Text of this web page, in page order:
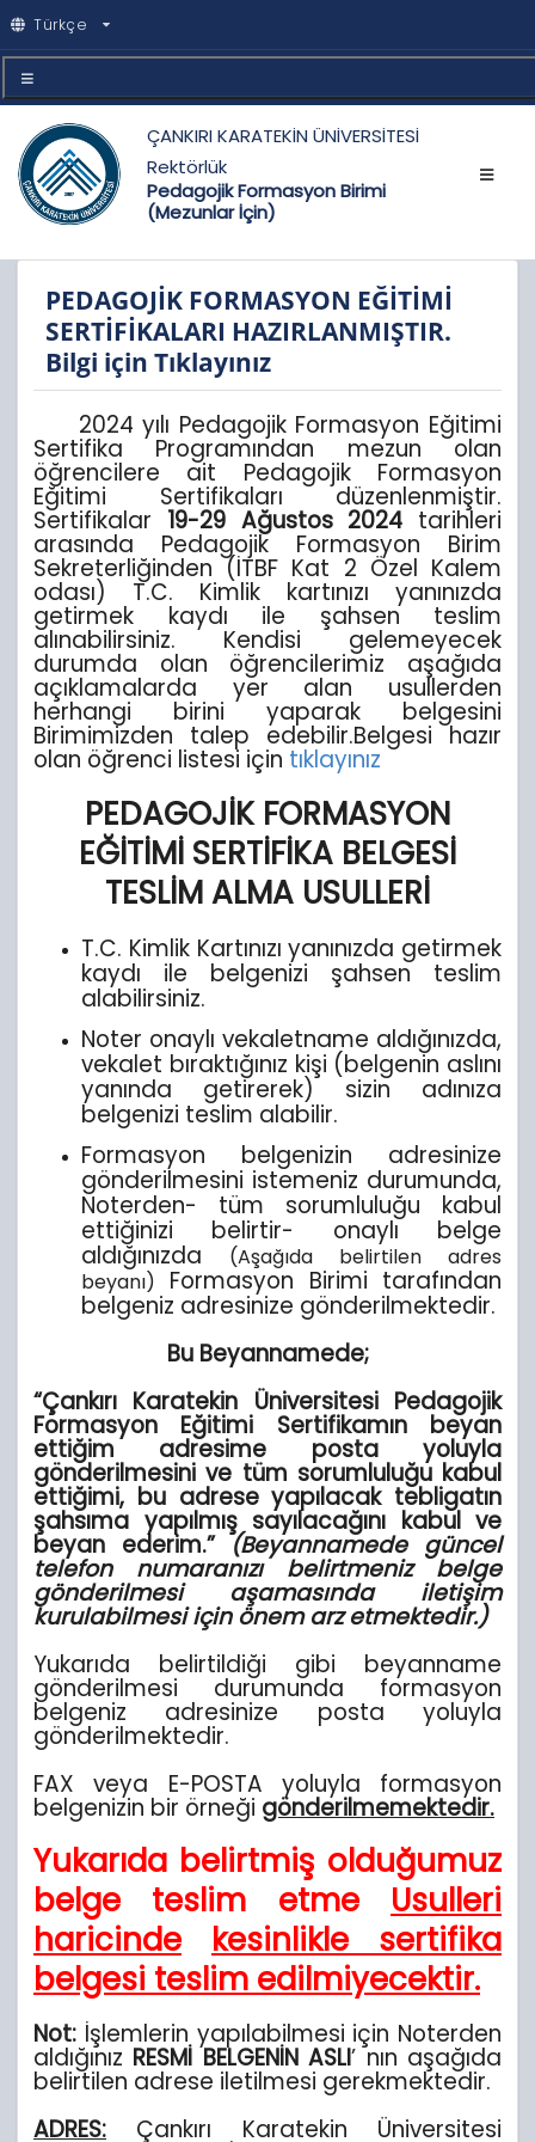
Türkçe
ÇANKIRI KARATEKİN ÜNİVERSİTESİ
Rektörlük
Pedagojik Formasyon Birimi
(Mezunlar İçin)
PEDAGOJİK FORMASYON EĞİTİMİ
SERTİFİKALARI HAZIRLANMIŞTIR.
Bilgi için Tıklayınız
2024 yılı Pedagojik Formasyon Eğitimi
Sertifika Programından mezun olan
öğrencilere ait Pedagojik Formasyon
Eğitimi Sertifikaları düzenlenmiştir.
Sertifikalar 19-29 Ağustos 2024 tarihleri
arasında Pedagojik Formasyon Birim
Sekreterliğinden (İTBF Kat 2 Özel Kalem
odası) T.C. Kimlik kartınızı yanınızda
getirmek kaydı ile şahsen teslim
alınabilirsiniz. Kendisi gelemeyecek
durumda olan öğrencilerimiz aşağıda
açıklamalarda yer alan usullerden
herhangi birini yaparak belgesini
Birimimizden talep edebilir.Belgesi hazır
olan öğrenci listesi için tıklayınız
PEDAGOJİK FORMASYON
EĞİTİMİ SERTİFİKA BELGESİ
TESLİM ALMA USULLERİ
T.C. Kimlik Kartınızı yanınızda getirmek
kaydı ile belgenizi şahsen teslim
alabilirsiniz.
Noter onaylı vekaletname aldığınızda,
vekalet bıraktığınız kişi (belgenin aslını
yanında getirerek) sizin adınıza
belgenizi teslim alabilir.
Formasyon belgenizin adresinize
gönderilmesini istemeniz durumunda,
Noterden- tüm sorumluluğu kabul
ettiğinizi belirtir- onaylı belge
aldığınızda
(Aşağıda belirtilen adres
beyanı)
Formasyon Birimi tarafından
belgeniz adresinize gönderilmektedir.
Bu Beyannamede;
“Çankırı Karatekin Üniversitesi Pedagojik
Formasyon Eğitimi Sertifikamın beyan
ettiğim adresime posta yoluyla
gönderilmesini ve tüm sorumluluğu kabul
ettiğimi, bu adrese yapılacak tebligatın
şahsıma yapılmış sayılacağını kabul ve
beyan ederim.”(Beyannamede güncel
telefon numaranızı belirtmeniz belge
gönderilmesi aşamasında iletişim
kurulabilmesi için önem arz etmektedir.)
Yukarıda belirtildiği gibi beyanname
gönderilmesi durumunda formasyon
belgeniz adresinize posta yoluyla
gönderilmektedir.
FAX veya E-POSTA yoluyla formasyon
belgenizin bir örneği gönderilmemektedir.
Yukarıda belirtmiş olduğumuz
belge teslim etme Usulleri
haricinde
kesinlikle sertifika
belgesi teslim edilmiyecektir.
Not: İşlemlerin yapılabilmesi için Noterden
aldığınız RESMİ BELGENİN ASLI’ nın aşağıda
belirtilen adrese iletilmesi gerekmektedir.
ADRES:
Çankırı Karatekin Üniversitesi